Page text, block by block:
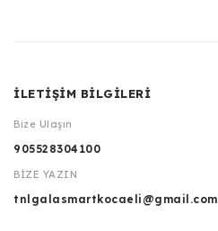
İLETİŞİM BİLGİLERİ
Bize Ulaşın
905528304100
BİZE YAZIN
tnlgalasmartkocaeli@gmail.com